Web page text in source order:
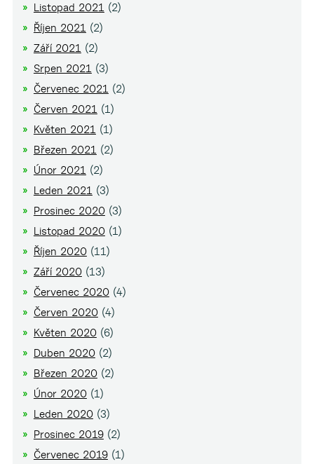
Listopad 2021 (2)
Říjen 2021 (2)
Září 2021 (2)
Srpen 2021 (3)
Červenec 2021 (2)
Červen 2021 (1)
Květen 2021 (1)
Březen 2021 (2)
Únor 2021 (2)
Leden 2021 (3)
Prosinec 2020(3)
Listopad 2020(1)
Říjen 2020(11)
Září 2020(13)
Červenec 2020(4)
Červen 2020(4)
Květen 2020(6)
Duben 2020(2)
Březen 2020(2)
Únor 2020(1)
Leden 2020(3)
Prosinec 2019(2)
Červenec 2019(1)